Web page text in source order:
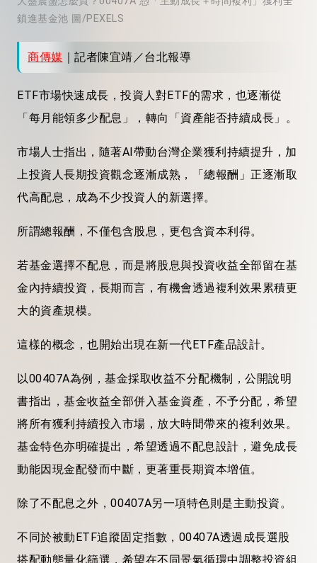
鎖進基金池 圖/PEXELS
商傳媒 ｜記者陳宜靖／台北報導
ETF市場快速成長，投資人對ETF的需求，也逐漸從
「每月能領多少配息」，轉向「資產能否持續成長」。
市場人士指出，隨著AI帶動台灣企業獲利持續提升，加
上投資人長期投資觀念逐漸成熟，「總報酬」正逐漸取
代高配息，成為不少投資人的新選擇。
所謂總報酬，不僅包含股息，更包含資本利得。
若基金選擇不配息，而是將股息與投資收益全部留在基
金內持續投資，長期而言，有機會透過複利效果累積更
大的資產規模。
這樣的概念，也開始出現在新一代ETF產品設計。
以00407A為例，基金採取收益不分配機制，公開說明
書指出，基金收益全部併入基金資產，不予分配，希望
將所有獲利持續投入市場，放大時間帶來的複利效果。
基金特色亦明確提出，希望透過不配息設計，避免成長
動能因現金配發而中斷，更著重長期資本增值。
除了不配息之外，00407A另一項特色則是主動投資。
不同於被動ETF追蹤固定指數，00407A透過成長選股
搭配動態量化篩選，希望在不同景氣循環中調整投資組